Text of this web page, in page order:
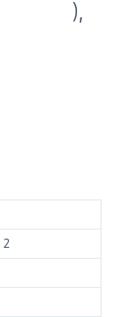
( ),